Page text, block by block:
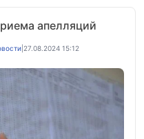
апелляций
27.08.2024 15:12